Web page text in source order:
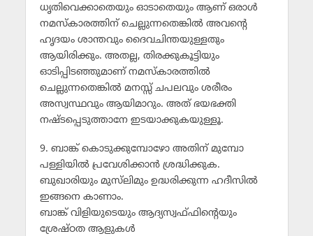
ധൃതിവെക്കാതെയും ഓടാതെയും ആണ് ഒരാള്‍
നമസ്‌കാരത്തിന് ചെല്ലുന്നതെങ്കില്‍ അവന്റെ
ഹൃദയം ശാന്തവും ദൈവചിന്തയുള്ളതും
ആയിരിക്കും. അതല്ല, തിരക്കുകൂട്ടിയും
ഓടിപ്പിടഞ്ഞുമാണ് നമസ്‌കാരത്തില്‍
ചെല്ലുന്നതെങ്കില്‍ മനസ്സ് ചപലവും ശരീരം
അസ്വസ്ഥവും ആയിമാറും. അത് ഭയഭക്തി
നഷ്ടപ്പെടുത്താനേ ഇടയാക്കുകയുള്ളൂ.
9. ബാങ്ക് കൊടുക്കുമ്പോഴോ അതിന് മുമ്പോ
പള്ളിയില്‍ പ്രവേശിക്കാന്‍ ശ്രദ്ധിക്കുക.
ബുഖാരിയും മുസ്‌ലിമും ഉദ്ധരിക്കുന്ന ഹദീസില്‍
ഇങ്ങനെ കാണാം.
ബാങ്ക് വിളിയുടെയും ആദ്യസ്വഫ്ഫിന്റെയും
ശ്രേഷ്ഠത ആളുകള്‍